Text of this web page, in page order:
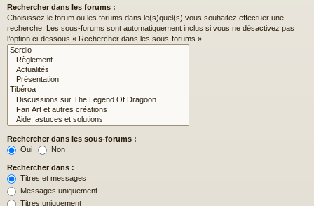
Rechercher dans les forums :
Choisissez le forum ou les forums dans le(s)quel(s) vous souhaitez effectuer une
recherche. Les sous-forums sont automatiquement inclus si vous ne désactivez pas
l’option ci-dessous « Rechercher dans les sous-forums ».
Rechercher dans les sous-forums :
Oui
Non
Rechercher dans :
Titres et messages
Messages uniquement
Titres uniquement